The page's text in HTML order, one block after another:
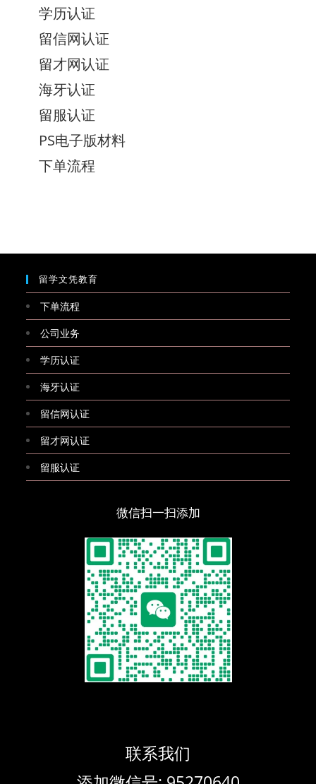
学历认证
留信网认证
留才网认证
海牙认证
留服认证
PS电子版材料
下单流程
留学文凭教育
下单流程
公司业务
学历认证
海牙认证
留信网认证
留才网认证
留服认证
微信扫一扫添加
联系我们